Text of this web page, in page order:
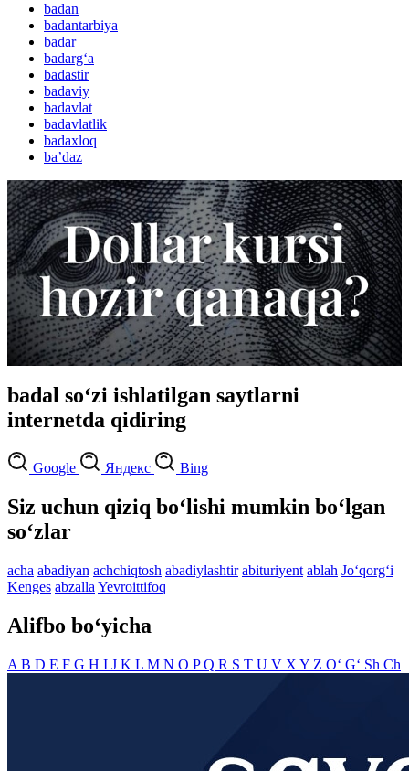
badan
badantarbiya
badar
badarg‘a
badastir
badaviy
badavlat
badavlatlik
badaxloq
baʼdaz
badal so‘zi ishlatilgan saytlarni
internetda qidiring
Google Яндекс Bing
Siz uchun qiziq bo‘lishi mumkin bo‘lgan
so‘zlar
acha abadiyan achchiqtosh abadiylashtir abituriyent ablah Jo‘qorg‘i
Kenges abzalla Yevroittifoq
Alifbo bo‘yicha
A B D E F G H I J K L M N O PQ R S T U V X Y Z O‘ G‘ Sh Ch